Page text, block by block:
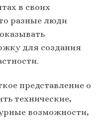
в своих
разные люди
для создания
представление о
технические,
возможности,